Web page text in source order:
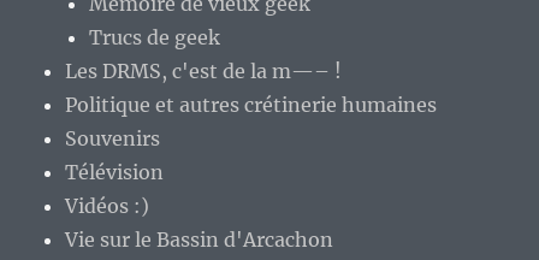
Trucs de geek
Les DRMS, c'est de la m—– !
Politique et autres crétinerie humaines
Souvenirs
Télévision
Vidéos :)
Vie sur le Bassin d'Arcachon